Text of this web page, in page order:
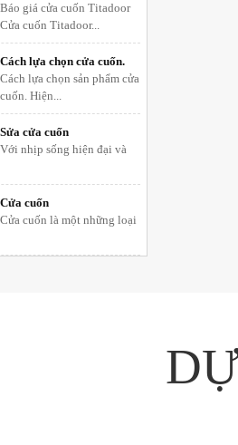
Báo giá cửa cuốn Titadoor
Cửa cuốn Titadoor...
Cách lựa chọn cửa cuốn.
Cách lựa chọn sản phẩm cửa
cuốn. Hiện...
Sửa cửa cuốn
Với nhịp sống hiện đại và
Cửa cuốn
Cửa cuốn là một những loại